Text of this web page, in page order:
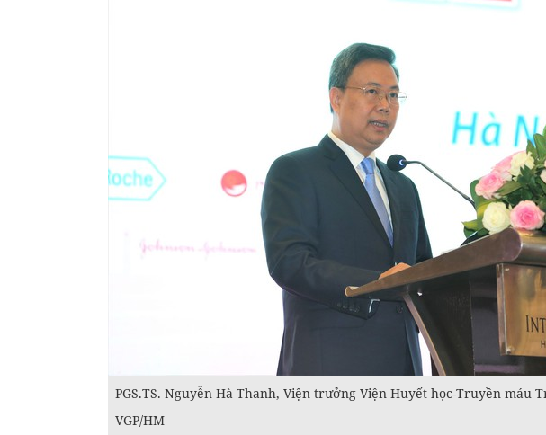
PGS.TS. Nguyễn Hà Thanh, Viện trưởng Viện Huyết học-Truyền máu
VGP/HM